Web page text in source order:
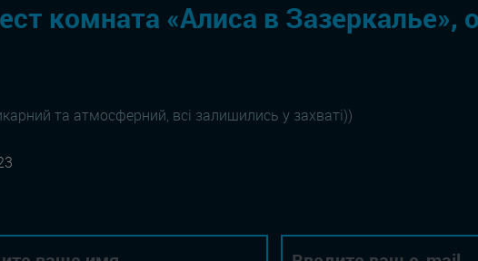
комната «Алиса в Зазеркалье»,
та атмосферний, всі залишились у захваті))